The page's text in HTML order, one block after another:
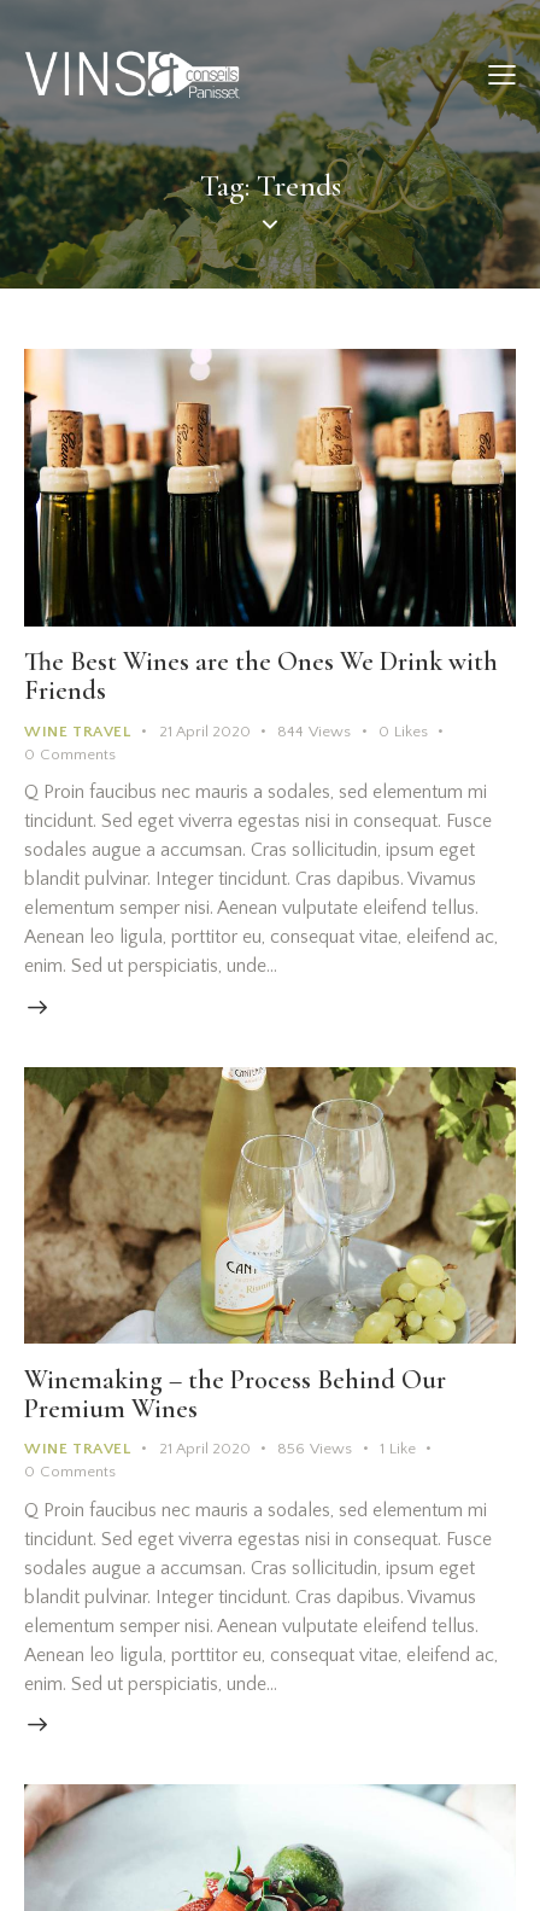
Tag: Trends
The Best Wines are the Ones We Drink with
Friends
WINE TRAVEL 21 April 2020 844 Views 0 Likes
0 Comments
Q Proin faucibus nec mauris a sodales, sed elementum mi
tincidunt. Sed eget viverra egestas nisi in consequat. Fusce
sodales augue a accumsan. Cras sollicitudin, ipsum eget
blandit pulvinar. Integer tincidunt. Cras dapibus. Vivamus
elementum semper nisi. Aenean vulputate eleifend tellus.
Aenean leo ligula, porttitor eu, consequat vitae, eleifend ac,
enim. Sed ut perspiciatis, unde…
Winemaking – the Process Behind Our
Premium Wines
WINE TRAVEL 21 April 2020 856 Views 1 Like
0 Comments
Q Proin faucibus nec mauris a sodales, sed elementum mi
tincidunt. Sed eget viverra egestas nisi in consequat. Fusce
sodales augue a accumsan. Cras sollicitudin, ipsum eget
blandit pulvinar. Integer tincidunt. Cras dapibus. Vivamus
elementum semper nisi. Aenean vulputate eleifend tellus.
Aenean leo ligula, porttitor eu, consequat vitae, eleifend ac,
enim. Sed ut perspiciatis, unde…